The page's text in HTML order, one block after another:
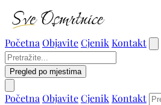
Početna ObjaviteCjenik Kontakt
Pregled po mjestima
Početna ObjaviteCjenik Kontakt